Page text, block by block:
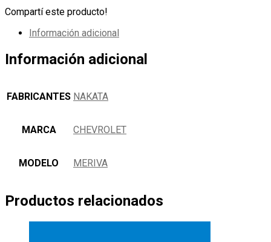
Compartí este producto!
Información adicional
Información adicional
FABRICANTES NAKATA
MARCA CHEVROLET
MODELO MERIVA
Productos relacionados